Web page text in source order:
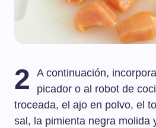
2
A continuación,
picador o al robot de
troceada, el ajo en polvo, el
sal, la pimienta negra molida